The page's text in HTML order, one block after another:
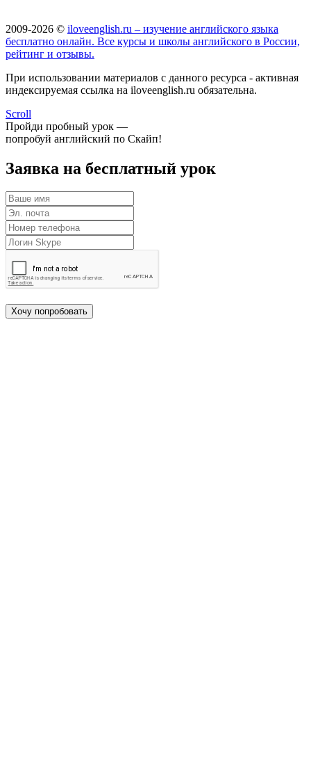
2009-2026 © iloveenglish.ru – изучение английского языка
бесплатно онлайн. Все курсы и школы английского в России,
рейтинг и отзывы.
При использовании материалов с данного ресурса - активная
индексируемая ссылка на iloveenglish.ru обязательна.
Scroll
Пройди пробный урок —
попробуй английский по Скайп!
Заявка на бесплатный урок